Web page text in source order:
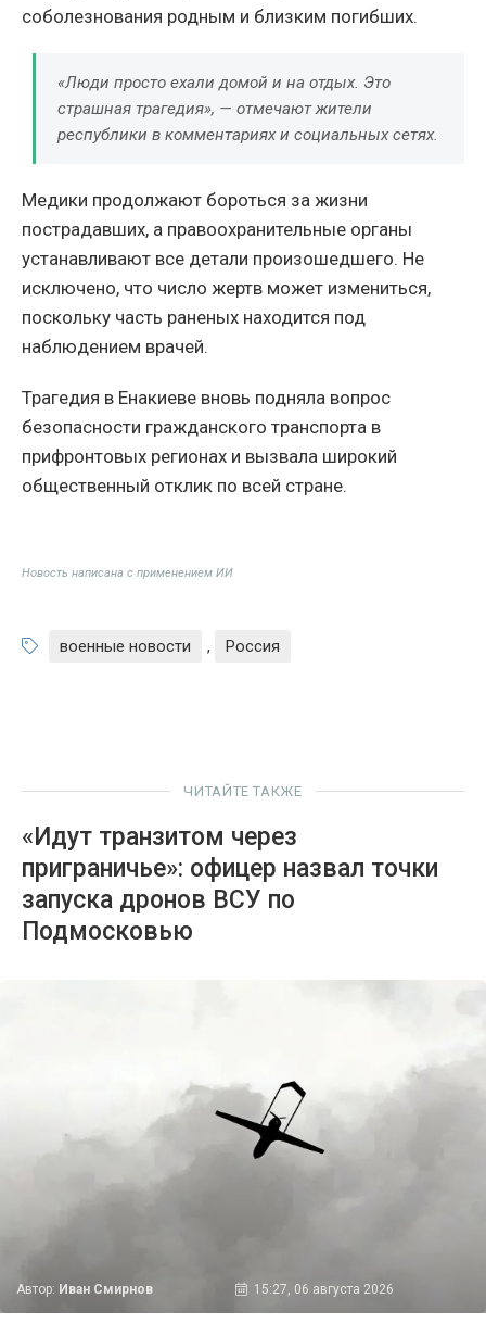
соболезнования родным и близким погибших.
«Люди просто ехали домой и на отдых. Это
страшная трагедия», — отмечают жители
республики в комментариях и социальных сетях.
Медики продолжают бороться за жизни
пострадавших, а правоохранительные органы
устанавливают все детали произошедшего. Не
исключено, что число жертв может измениться,
поскольку часть раненых находится под
наблюдением врачей.
Трагедия в Енакиеве вновь подняла вопрос
безопасности гражданского транспорта в
прифронтовых регионах и вызвала широкий
общественный отклик по всей стране.
Новость написана с применением ИИ
военные новости , Россия
ЧИТАЙТЕ ТАКЖЕ
«Идут транзитом через
приграничье»: офицер назвал точки
запуска дронов ВСУ по
Подмосковью
Автор: Иван Смирнов 15:27, 06 августа 2026